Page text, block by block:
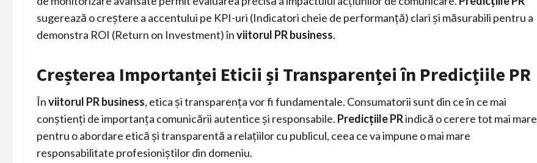
sugerează o creștere a accentului pe KPI-uri (Indicatori cheie de performanță) clari și măsurabili pentru a
demonstra ROI (Return on Investment) înviitorul PR business.
Creșterea Importanței Eticii și Transparenței în Predicțiile PR
Înviitorul PR business, etica și transparența vor fi fundamentale. Consumatorii sunt din ce în ce mai
conștienți de importanța comunicării autentice și responsabile. Predicțiile PRindică o cerere tot mai mare
pentru o abordare etică și transparentă a relațiilor cu publicul, ceea ce va impune o mai mare
responsabilitate profesioniștilor din domeniu.